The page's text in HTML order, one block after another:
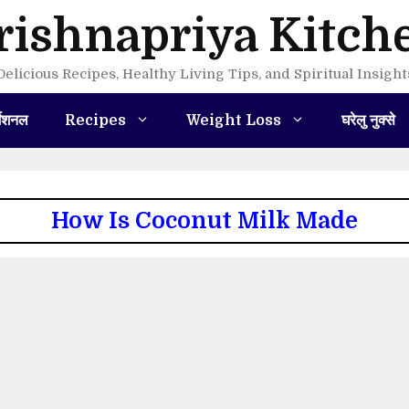
Recipes, Healthy Living Tips, and Spiritual
Recipes Weight Loss घरेलु नुक्से
How Is Coconut Milk Made